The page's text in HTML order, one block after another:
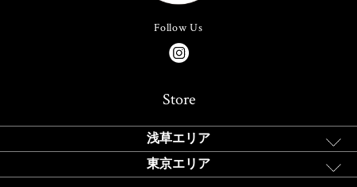
Follow Us
Store
浅草エリア
東京エリア